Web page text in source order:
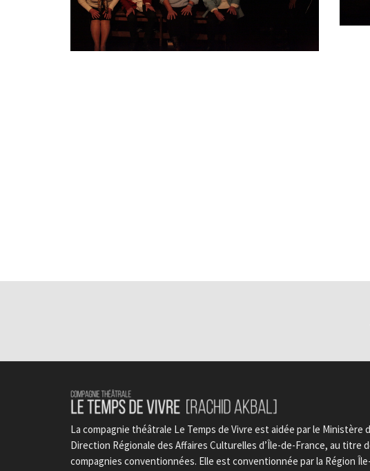
La compagnie théâtrale Le Temps de Vivre est aidée par le Ministère
Direction Régionale des Affaires Culturelles d’Île-de-France, au titre
compagnies conventionnées. Elle est conventionnée par la Région